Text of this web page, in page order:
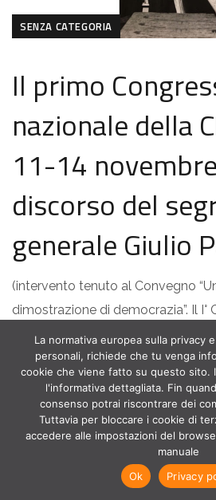
SENZA CATEGORIA
Il primo
nazionale della
11-14
discorso del
generale Giulio
(intervento tenuto al Convegno
dimostrazione di democrazia”. Il I°
della CISL settant’anni dopo,
La normativa europea sulla privacy
personali, richiede che tu venga
cookie che viene fatto su questo sito.
l'informativa dettagliata. Fin
consenso potrai riscontrare dei
Tuttavia per bloccare i cookie di
accedere alle impostazioni del
manuale
Ok
Privacy